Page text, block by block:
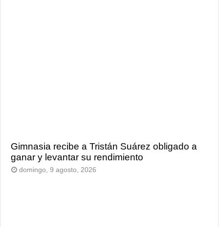
Gimnasia recibe a Tristán Suárez obligado a
ganar y levantar su rendimiento
domingo, 9 agosto, 2026